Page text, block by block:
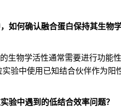
如何确认融合蛋白保持其生物学
生物学活性通常需要进行功能
验中使用已知结合伙伴作为
验中遇到的低结合效率问题？